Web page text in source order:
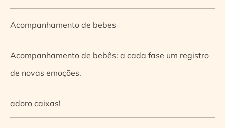
Acompanhamento de bebes
Acompanhamento de bebês: a cada fase um registro
de novas emoções.
adoro caixas!